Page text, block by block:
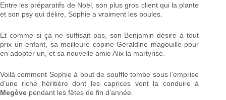
Entre les préparatifs de Noël, son plus gros client qui la plante
et son psy qui délire, Sophie a vraiment les boules.
Et comme si ça ne suffisait pas, son Benjamin désire à tout
prix un enfant, sa meilleure copine Géraldine magouille pour
en adopter un, et sa nouvelle amie Alix la martyrise.
Voilà comment Sophie à bout de souffle tombe sous l’emprise
d’une riche héritière dont les caprices vont la conduire à
Megève pendant les fêtes de fin d’année.